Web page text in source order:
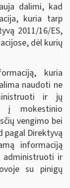
dalimi, kad
kuria tarp
2011/16/ES,
dėl kurių
kuria
naudoti ne
ir jų
į mokestinio
vengimo bei
pagal Direktyvą
informaciją
administruoti ir
su pinigų